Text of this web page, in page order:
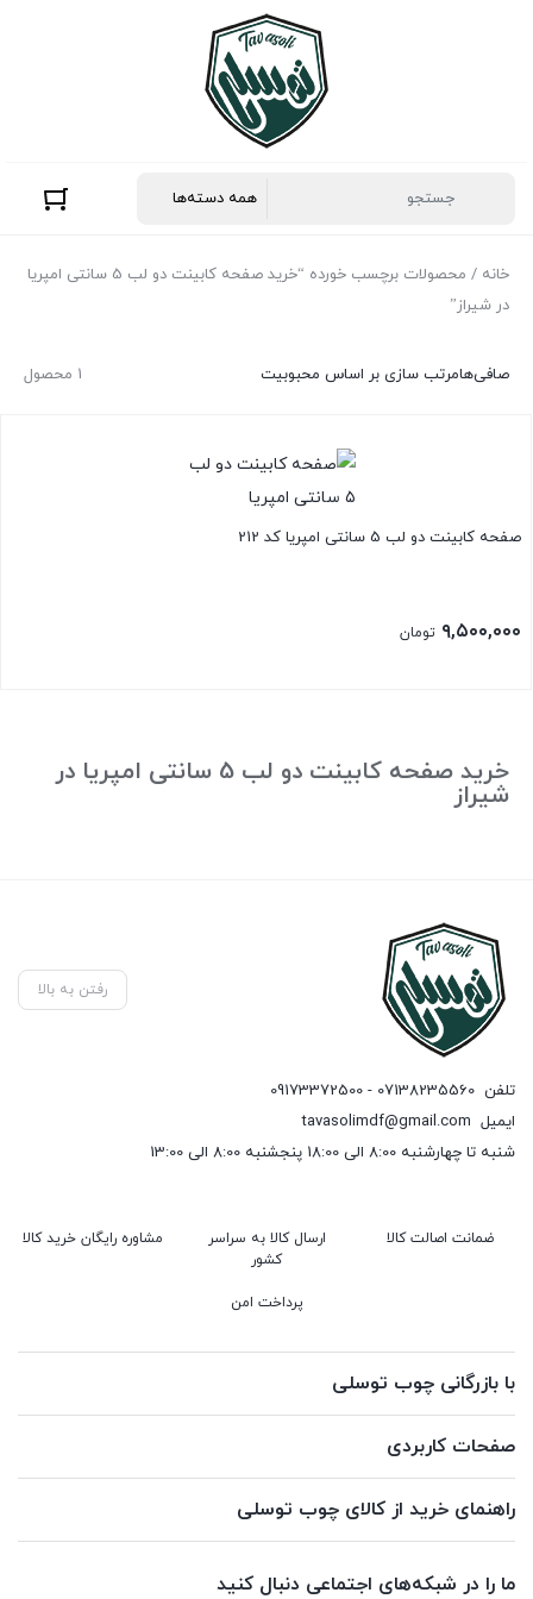
خانه
/ محصولات برچسب خورده “خرید صفحه کابینت دو لب 5 سانتی امپریا
در شیراز”
1 محصول صافی‌هامرتب سازی بر اساس محبوبیت
صفحه کابینت دو لب 5 سانتی امپریا کد 212
۹,۵۰۰,۰۰۰ تومان
خرید صفحه کابینت دو لب 5 سانتی امپریا در
شیراز
رفتن به بالا
تلفن 07138235560 - 09173372500
ایمیل tavasolimdf@gmail.com
شنبه تا چهارشنبه 8:00 الی 18:00 پنجشنبه 8:00 الی 13:00
ضمانت اصالت کالا
ارسال کالا به سراسر
کشور
مشاوره رایگان خرید کالا
پرداخت امن
با بازرگانی چوب توسلی
صفحات کاربردی
راهنمای خرید از کالای چوب توسلی
ما را در شبکه‌های اجتماعی دنبال کنید